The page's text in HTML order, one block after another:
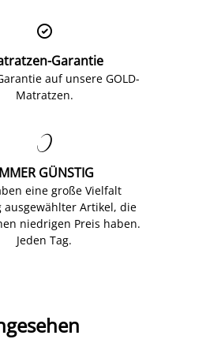

Garantie
auf unsere GOLD-
Matratzen.

GÜNSTIG
eine große Vielfalt
ausgewählter Artikel, die
niedrigen Preis haben.
Jeden Tag.